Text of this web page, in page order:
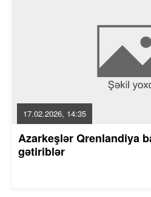
17.02.2026, 14:35
Azarkeşlər Qrenlandiya
gətiriblər